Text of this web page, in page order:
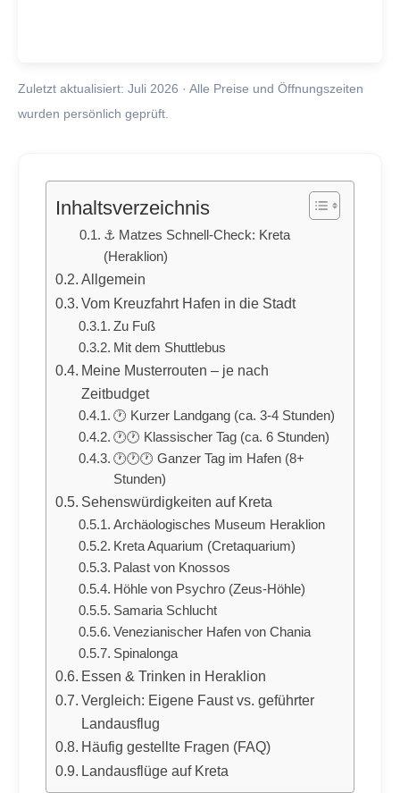
Zuletzt aktualisiert: Juli 2026 · Alle Preise und Öffnungszeiten
wurden persönlich geprüft.
Inhaltsverzeichnis
⚓ Matzes Schnell-Check: Kreta
(Heraklion)
Allgemein
Vom Kreuzfahrt Hafen in die Stadt
Zu Fuß
Mit dem Shuttlebus
Meine Musterrouten – je nach
Zeitbudget
🕐 Kurzer Landgang (ca. 3-4 Stunden)
🕐🕐 Klassischer Tag (ca. 6 Stunden)
🕐🕐🕐 Ganzer Tag im Hafen (8+
Stunden)
Sehenswürdigkeiten auf Kreta
Archäologisches Museum Heraklion
Kreta Aquarium (Cretaquarium)
Palast von Knossos
Höhle von Psychro (Zeus-Höhle)
Samaria Schlucht
Venezianischer Hafen von Chania
Spinalonga
Essen & Trinken in Heraklion
Vergleich: Eigene Faust vs. geführter
Landausflug
Häufig gestellte Fragen (FAQ)
Landausflüge auf Kreta